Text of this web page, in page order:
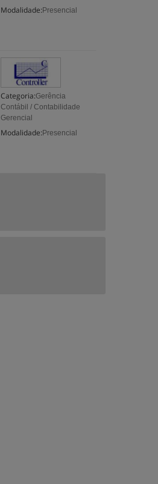
Modalidade: Presencial
Categoria:Gerência
Contábil / Contabilidade
Gerencial
Modalidade: Presencial